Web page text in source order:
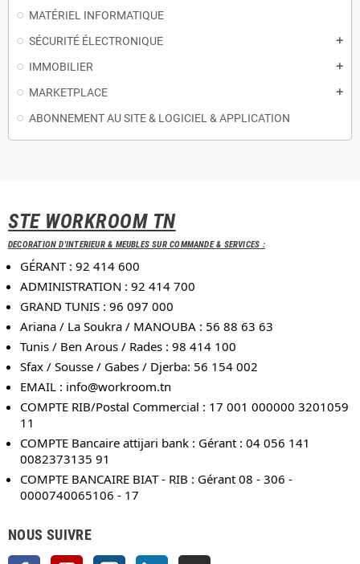
MATÉRIEL INFORMATIQUE
SÉCURITÉ ÉLECTRONIQUE
add
IMMOBILIER add
MARKETPLACE add
ABONNEMENT AU SITE & LOGICIEL & APPLICATION
STE WORKROOM TN
DECORATION D'INTERIEUR & MEUBLES SUR COMMANDE & SERVICES :
GÉRANT : 92 414 600
ADMINISTRATION : 92 414 700
GRAND TUNIS : 96 097 000
Ariana / La Soukra / MANOUBA : 56 88 63 63
Tunis / Ben Arous / Rades : 98 414 100
Sfax / Sousse / Gabes / Djerba: 56 154 002
EMAIL : info@workroom.tn
COMPTE RIB/Postal Commercial : 17 001 000000 3201059
11
COMPTE Bancaire attijari bank : Gérant : 04 056 141
0082373135 91
COMPTE BANCAIRE BIAT - RIB : Gérant 08 - 306 -
0000740065106 - 17
NOUS SUIVRE